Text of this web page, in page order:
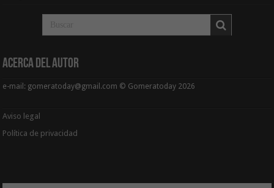
Acerca del Autor
e-mail: gomeratoday@gmail.com © Gomeratoday 2026
Aviso legal
Política de privacidad